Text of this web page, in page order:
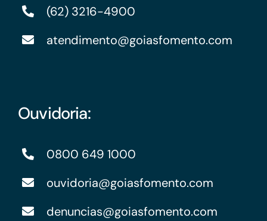
(62) 3216-4900
atendimento@goiasfomento.com
Ouvidoria:
0800 649 1000
ouvidoria@goiasfomento.com
denuncias@goiasfomento.com